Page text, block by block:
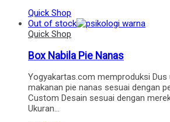
Quick Shop
Out of stock
Quick Shop
Box Nabila Pie Nanas
Yogyakartas.com memproduksi Dus
makanan pie nanas sesuai dengan
Custom Desain sesuai dengan
Ukuran…